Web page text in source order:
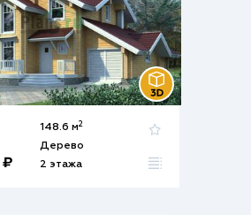
₽
148.6 м2
Дерево
2 этажа